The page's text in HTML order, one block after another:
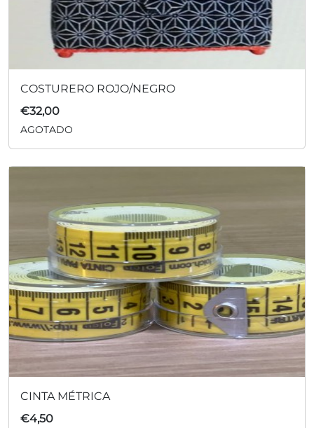
COSTURERO ROJO/NEGRO
€32,00
AGOTADO
CINTA MÉTRICA
€4,50